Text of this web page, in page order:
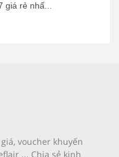
giá rẻ nhấ...
voucher khuyến
... Chia sẻ kinh